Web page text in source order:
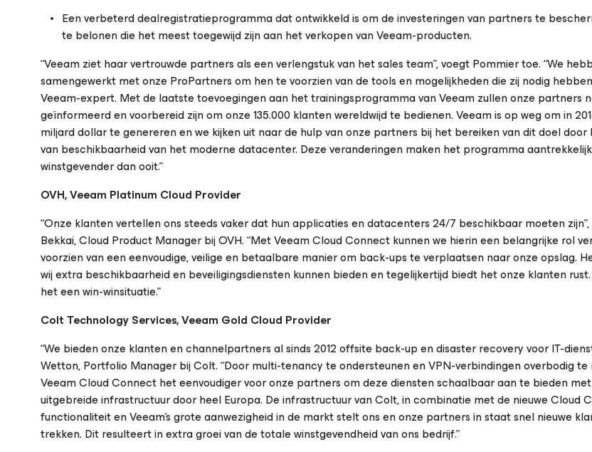
Een verbeterd dealregistratieprogramma dat ontwikkeld is om de investeringen van partners te
te belonen die het meest toegewijd zijn aan het verkopen van Veeam-producten.
“Veeam ziet haar vertrouwde partners als een verlengstuk van het sales team”, voegt Pommier toe. “We
samengewerkt met onze ProPartners om hen te voorzien van de tools en mogelijkheden die zij nodig
Veeam-expert. Met de laatste toevoegingen aan het trainingsprogramma van Veeam zullen onze partners
geïnformeerd en voorbereid zijn om onze 135.000 klanten wereldwijd te bedienen. Veeam is op weg om in
miljard dollar te genereren en we kijken uit naar de hulp van onze partners bij het bereiken van dit doel
van beschikbaarheid van het moderne datacenter. Deze veranderingen maken het programma
winstgevender dan ooit.”
OVH, Veeam Platinum Cloud Provider
“Onze klanten vertellen ons steeds vaker dat hun applicaties en datacenters 24/7 beschikbaar moeten
Bekkai, Cloud Product Manager bij OVH. “Met Veeam Cloud Connect kunnen we hierin een belangrijke rol
voorzien van een eenvoudige, veilige en betaalbare manier om back-ups te verplaatsen naar onze opslag.
wij extra beschikbaarheid en beveiligingsdiensten kunnen bieden en tegelijkertijd biedt het onze klanten rust.
het een win-winsituatie.”
Colt Technology Services, Veeam Gold Cloud Provider
“We bieden onze klanten en channelpartners al sinds 2012 offsite back-up en disaster recovery voor IT-
Wetton, Portfolio Manager bij Colt. “Door multi-tenancy te ondersteunen en VPN-verbindingen overbodig
Veeam Cloud Connect het eenvoudiger voor onze partners om deze diensten schaalbaar aan te bieden
uitgebreide infrastructuur door heel Europa. De infrastructuur van Colt, in combinatie met de nieuwe Cloud
functionaliteit en Veeam’s grote aanwezigheid in de markt stelt ons en onze partners in staat snel nieuwe
trekken. Dit resulteert in extra groei van de totale winstgevendheid van ons bedrijf.”